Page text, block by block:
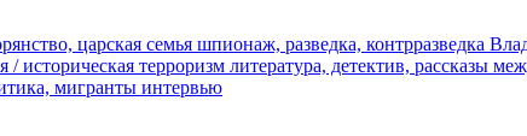
царская семья шпионаж, разведка, контрразведка
/ историческая терроризм литература, детектив, рассказы
мигранты интервью